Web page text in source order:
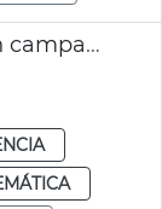
Balance turismo presentación campaña València 2025